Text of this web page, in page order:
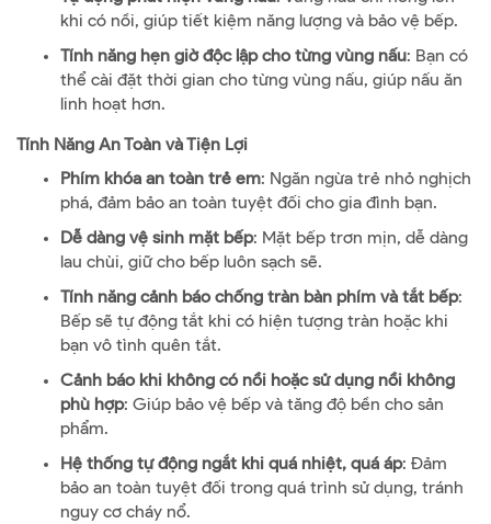
khi có nồi, giúp tiết kiệm năng lượng và bảo vệ bếp.
Tính năng hẹn giờ độc lập cho từng vùng nấu: Bạn có
thể cài đặt thời gian cho từng vùng nấu, giúp nấu ăn
linh hoạt hơn.
Tính Năng An Toàn và Tiện Lợi
Phím khóa an toàn trẻ em: Ngăn ngừa trẻ nhỏ nghịch
phá, đảm bảo an toàn tuyệt đối cho gia đình bạn.
Dễ dàng vệ sinh mặt bếp: Mặt bếp trơn mịn, dễ dàng
lau chùi, giữ cho bếp luôn sạch sẽ.
Tính năng cảnh báo chống tràn bàn phím và tắt bếp:
Bếp sẽ tự động tắt khi có hiện tượng tràn hoặc khi
bạn vô tình quên tắt.
Cảnh báo khi không có nồi hoặc sử dụng nồi không
phù hợp: Giúp bảo vệ bếp và tăng độ bền cho sản
phẩm.
Hệ thống tự động ngắt khi quá nhiệt, quá áp: Đảm
bảo an toàn tuyệt đối trong quá trình sử dụng, tránh
nguy cơ cháy nổ.